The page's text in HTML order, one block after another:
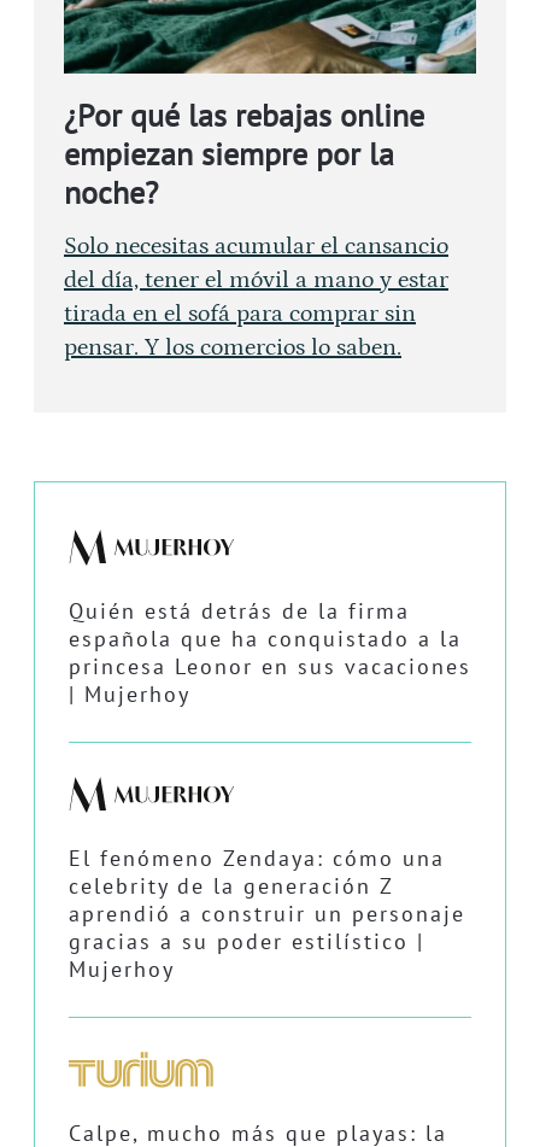
¿Por qué las rebajas online
empiezan siempre por la
noche?
Solo necesitas acumular el cansancio
del día, tener el móvil a mano y estar
tirada en el sofá para comprar sin
pensar. Y los comercios lo saben.
Quién está detrás de la firma
española que ha conquistado a la
princesa Leonor en sus vacaciones
| Mujerhoy
El fenómeno Zendaya: cómo una
celebrity de la generación Z
aprendió a construir un personaje
gracias a su poder estilístico |
Mujerhoy
Calpe, mucho más que playas: la